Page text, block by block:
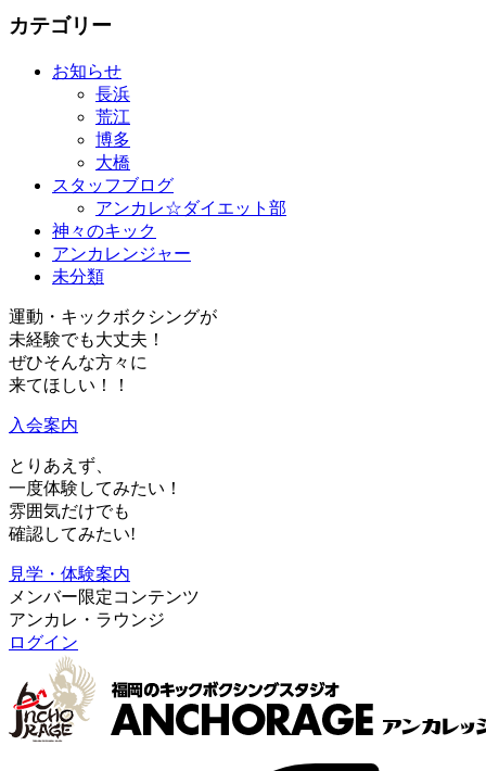
カテゴリー
お知らせ
長浜
荒江
博多
大橋
スタッフブログ
アンカレ☆ダイエット部
神々のキック
アンカレンジャー
未分類
運動・キックボクシングが
未経験でも大丈夫！
ぜひそんな方々に
来てほしい！！
入会案内
とりあえず、
一度体験 してみたい！
雰囲気だけでも
確認してみたい!
見学・体験案内
メンバー限定コンテンツ
アンカレ・ラウンジ
ログイン